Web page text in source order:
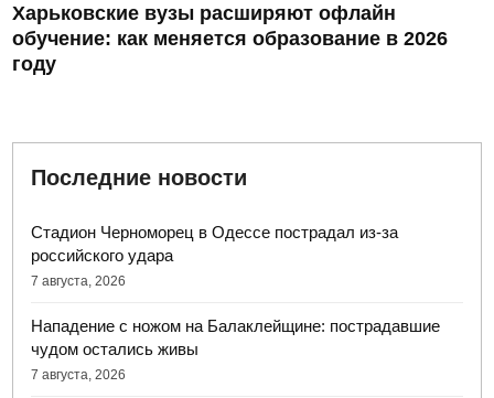
Харьковские вузы расширяют офлайн
обучение: как меняется образование в 2026
году
Последние новости
Стадион Черноморец в Одессе пострадал из-за
российского удара
7 августа, 2026
Нападение с ножом на Балаклейщине: пострадавшие
чудом остались живы
7 августа, 2026